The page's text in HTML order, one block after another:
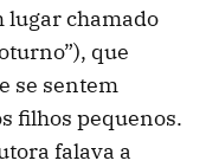
lugar chamado
que
se sentem
filhos pequenos.
falava a